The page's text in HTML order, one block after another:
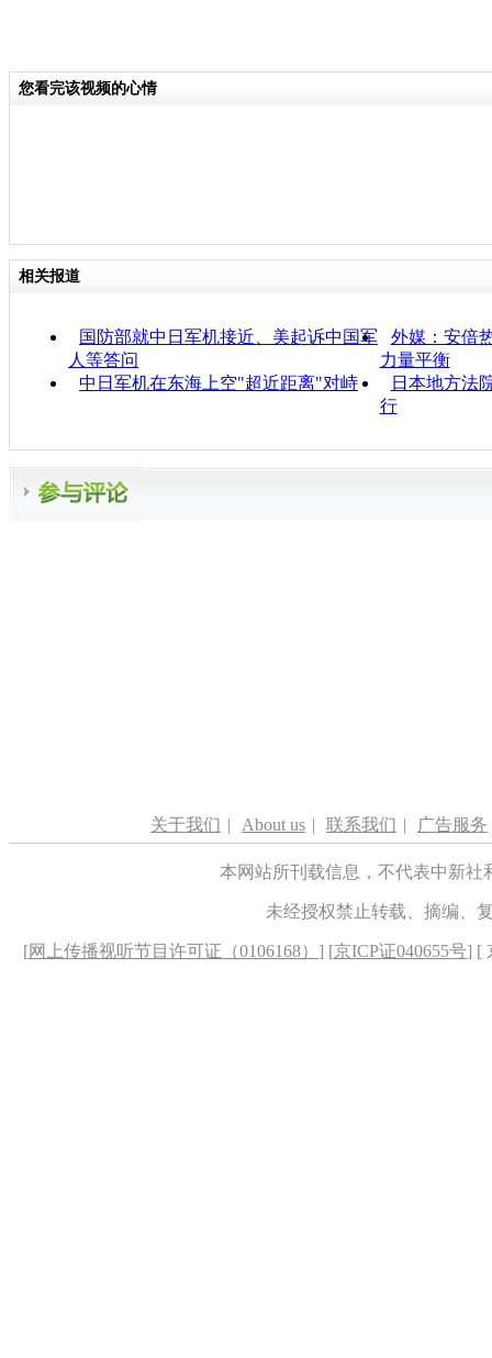
您看完该视频的心情
相关报道
国防部就中日军机接近、美起诉中国军
人等答问
外媒：安倍
力量平衡
中日军机在东海上空"超近距离"对峙
日本地方法
行
关于我们 | About us | 联系我们 | 广告服务
本网站所刊载信息，不代表中新
未经授权禁止转载、摘编、
[网上传播视听节目许可证（0106168） ] [京ICP证040655号] [